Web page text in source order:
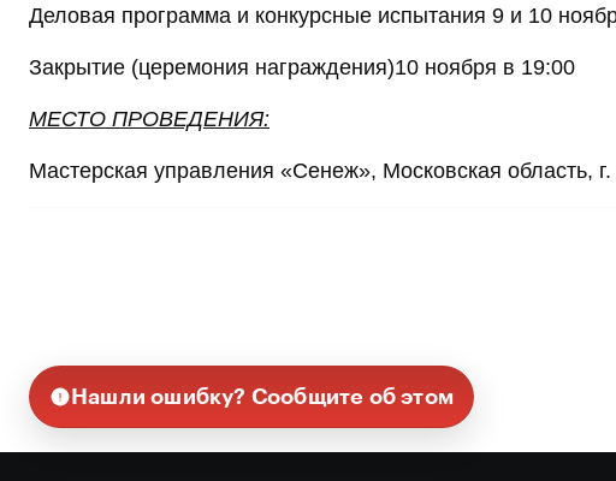
Деловая программа и конкурсные испытания 9 и 10
Закрытие (церемония награждения)10 ноября в 19:00
МЕСТО ПРОВЕДЕНИЯ:
Мастерская управления «Сенеж», Московская область,
Нашли ошибку? Сообщите об этом